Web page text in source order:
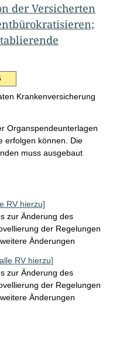
der Versicherten
Krankenversicherung
Organspendeunterlagen
erfolgen können. Die
muss ausgebaut
RV hierzu]
zur Änderung des
der Regelungen
Änderungen
RV hierzu]
zur Änderung des
der Regelungen
Änderungen